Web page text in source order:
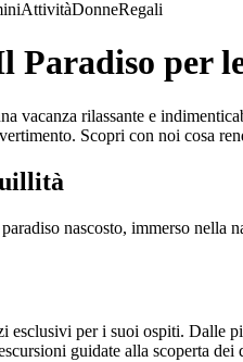
AttivitàDonneRegali
per le
vacanza rilassante e
Scopri con noi cosa
nascosto, immerso nella
esclusivi per i suoi ospiti. Dalle
guidate alla scoperta